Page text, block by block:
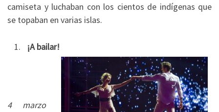
camiseta y luchaban con los cientos de indígenas que
se topaban en varias islas.
¡A bailar!
4 marzo